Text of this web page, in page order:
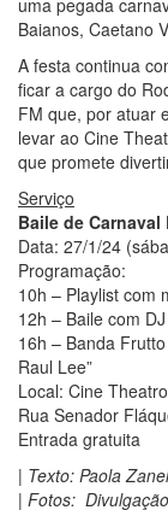
uma pegada
Baianos, Caetano
A festa continua
ficar a cargo do
FM que, por atuar
levar ao Cine
que promete
Serviço
Baile de Carnaval
Data: 27/1/24
Programação:
10h – Playlist com
12h – Baile com
16h – Banda
Raul Lee”
Local: Cine
Rua Senador
Entrada gratuita
| Texto: Paola Zanei
| Fotos: Divulgação